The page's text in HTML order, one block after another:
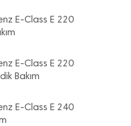
E-Class E 220
E-Class E 220
Bakım
E-Class E 240